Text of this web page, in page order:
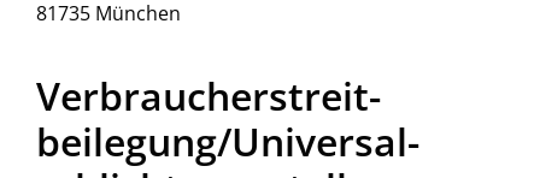
81735 München
Verbraucher­streit­
beilegung/Universal­